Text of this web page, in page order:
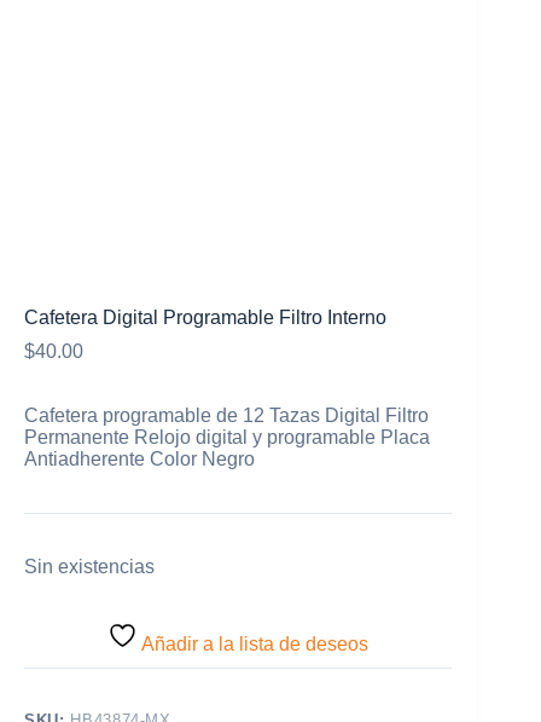
Cafetera Digital Programable Filtro Interno
$40.00
Cafetera programable de 12 Tazas Digital Filtro
Permanente Relojo digital y programable Placa
Antiadherente Color Negro
Sin existencias
Añadir a la lista de deseos